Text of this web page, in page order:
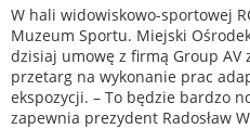
W hali widowiskowo-sportowej
Muzeum Sportu. Miejski
dzisiaj umowę z firmą Group AV
przetarg na wykonanie prac
ekspozycji. – To będzie bardzo
zapewnia prezydent Radosław